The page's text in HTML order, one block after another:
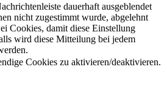
dauerhaft ausgeblendet
nicht zugestimmt wurde, abgelehnt
Cookies, damit diese Einstellung
wird diese Mitteilung bei jedem
Cookies zu aktivieren/deaktivieren.